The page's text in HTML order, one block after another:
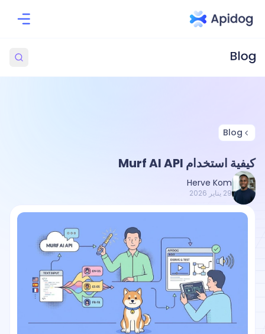
Blog
كيفية استخدام Murf AI API
Herve Kom
29 يناير 2026